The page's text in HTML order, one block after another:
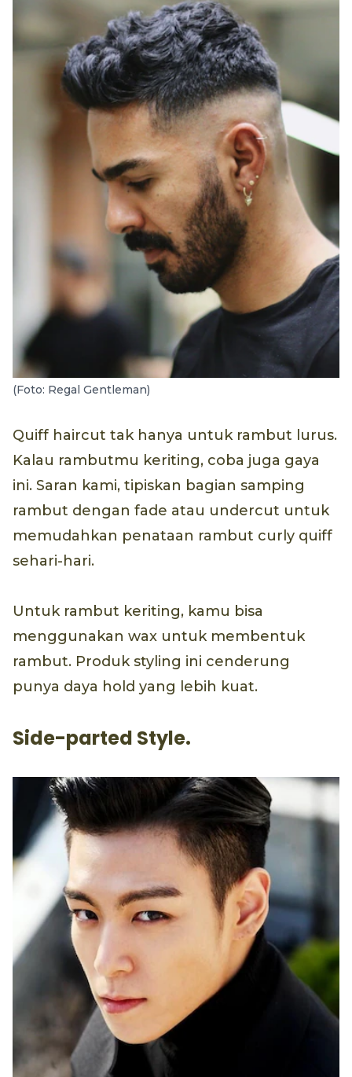
(Foto: Regal Gentleman)
Quiff haircut tak hanya untuk rambut lurus.
Kalau rambutmu keriting, coba juga gaya
ini. Saran kami, tipiskan bagian samping
rambut dengan fade atau undercut untuk
memudahkan penataan rambut curly quiff
sehari-hari.
Untuk rambut keriting, kamu bisa
menggunakan wax untuk membentuk
rambut. Produk styling ini cenderung
punya daya hold yang lebih kuat.
Side-parted Style.